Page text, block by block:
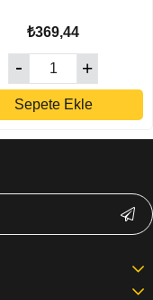
₺369,44
Sepete Ekle